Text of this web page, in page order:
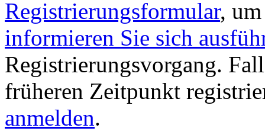
Registrierungsformular,
informieren Sie sich
Registrierungsvorgang.
früheren Zeitpunkt
anmelden.